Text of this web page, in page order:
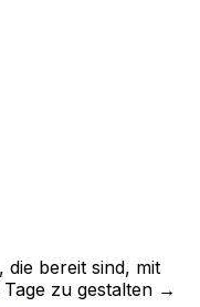
die bereit sind, mit
zu gestalten →